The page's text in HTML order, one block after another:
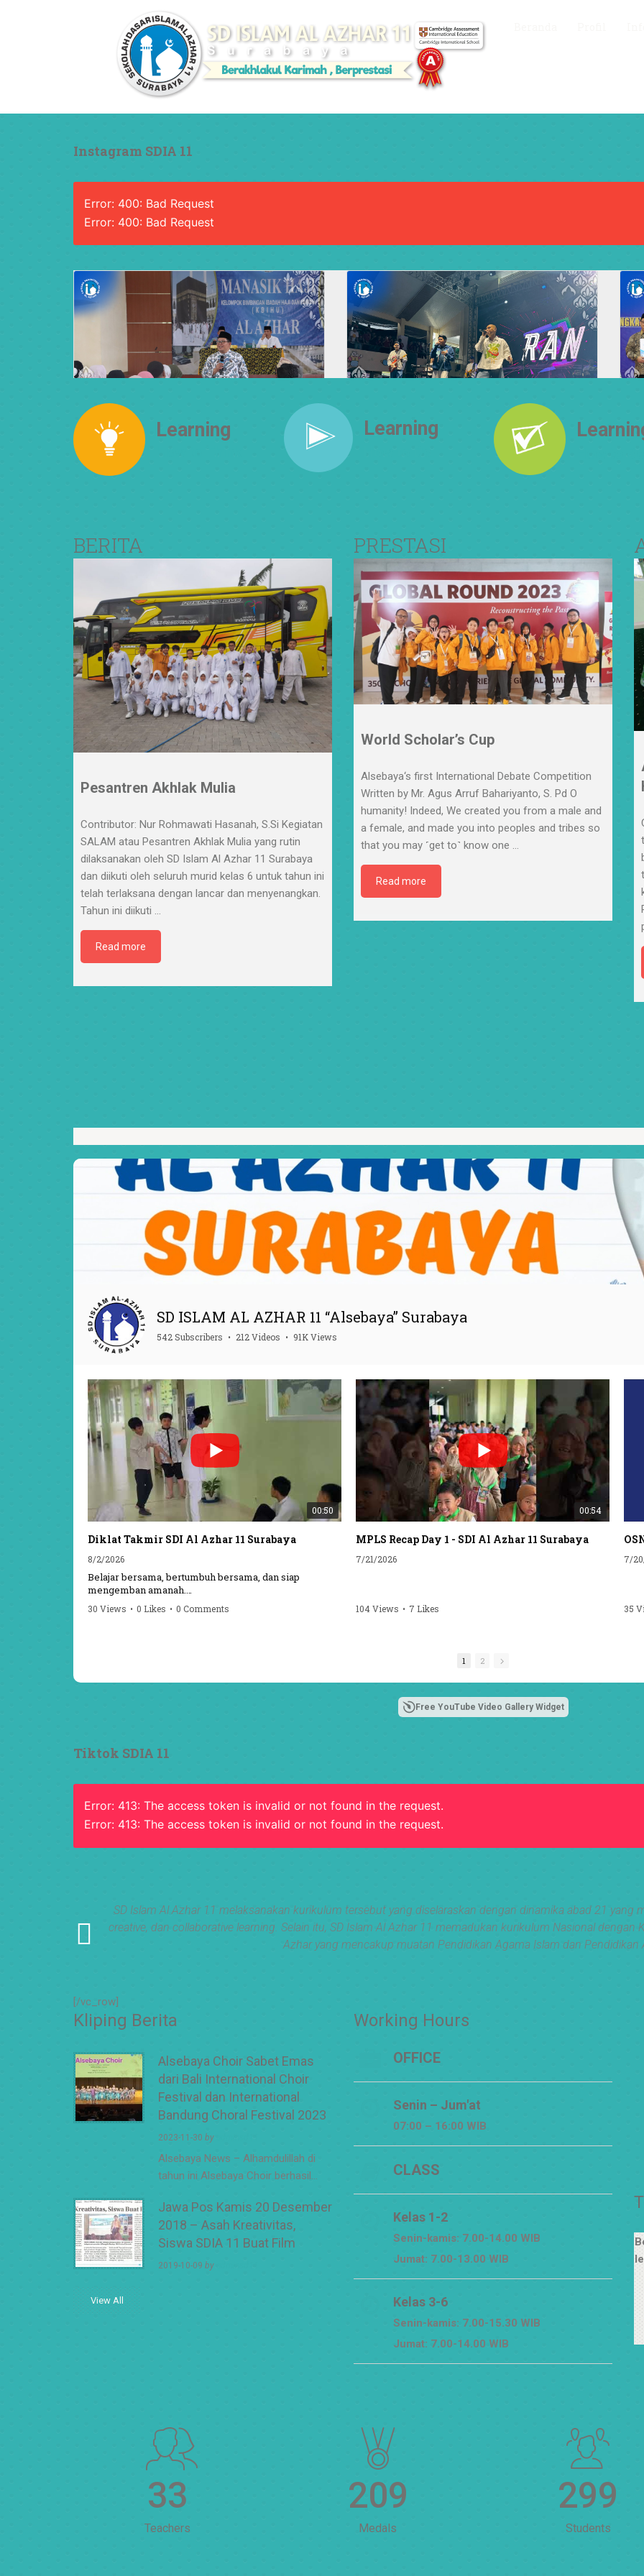
Instagram SDIA 11
Error: 400: Bad Request
Error: 400: Bad Request
Learning Learning
BERITA
Pesantren Akhlak Mulia
Contributor: Nur Rohmawati Hasanah, S.Si Kegiatan
SALAM atau Pesantren Akhlak Mulia yang rutin
dilaksanakan oleh SD Islam Al Azhar 11 Surabaya
dan diikuti oleh seluruh murid kelas 6 untuk tahun ini
telah terlaksana dengan lancar dan menyenangkan.
Tahun ini diikuti …
Read more
PRESTASI
World Scholar’s Cup
Alsebaya‘s first International Debate Competition
Written by Mr. Agus Arruf Bahariyanto, S. Pd O
humanity! Indeed, We created you from a male and
a female, and made you into peoples and tribes so
that you may ˹get to˺ know one …
Read more
SD ISLAM AL AZHAR 11 “Alsebaya” Surabaya
542 Subscribers • 212 Videos • 91K Views
00:50
Diklat Takmir SDI Al Azhar 11 Surabaya
8/2/2026
Belajar bersama, bertumbuh bersama, dan siap
mengemban amanah.
Semangat peserta dalam Diklat Takmir SDI Al Azhar 11
Bismillah, semoga setiap langkah menjadi ladang
#sekolah #sekolahdasar #sekolahsurabaya
30 Views • 0 Likes • 0 Comments
00:54
MPLS Recap Day 1 - SDI Al Azhar 11 Surabaya
7/21/2026
104 Views • 7 Likes
7/
35
1 2
Free YouTube Video Gallery Widget
Tiktok SDIA 11
Error: 413: The access token is invalid or not found in the request.
Error: 413: The access token is invalid or not found in the request.
SD Islam Al Azhar 11 melaksanakan kurikulum tersebut yang diselaraskan dengan dinamika abad 21
creative, dan collaborative learning. Selain itu, SD Islam Al Azhar 11 memadukan kurikulum Nasional
Azhar yang mencakup muatan Pendidikan Agama Islam dan Pendidikan
[/vc_row]
Kliping Berita
Alsebaya Choir Sabet Emas
dari Bali International Choir
Festival dan International
Bandung Choral Festival 2023
2023-11-30 by
Alsebaya News – Alhamdulillah di
tahun ini Alsebaya Choir berhasil…
Jawa Pos Kamis 20 Desember
2018 – Asah Kreativitas,
Siswa SDIA 11 Buat Film
2019-10-09 by
View All
Working Hours
OFFICE
Senin – Jum'at
07:00 – 16:00 WIB
CLASS
Kelas 1-2
Senin-kamis: 7.00-14.00 WIB
Jumat: 7.00-13.00 WIB
Kelas 3-6
Senin-kamis: 7.00-15.30 WIB
Jumat: 7.00-14.00 WIB
33
Teachers
210
Medals
300
Students